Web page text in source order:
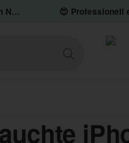
😍 Professionell